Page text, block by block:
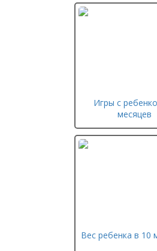
Игры с
месяцев
Вес ребенка в 10